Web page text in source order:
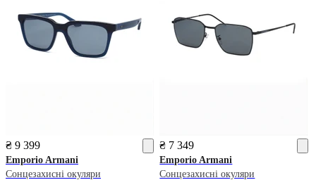
₴ 9 399
Emporio Armani
Сонцезахисні окуляри
₴ 7 349
Emporio Armani
Сонцезахисні окуляри